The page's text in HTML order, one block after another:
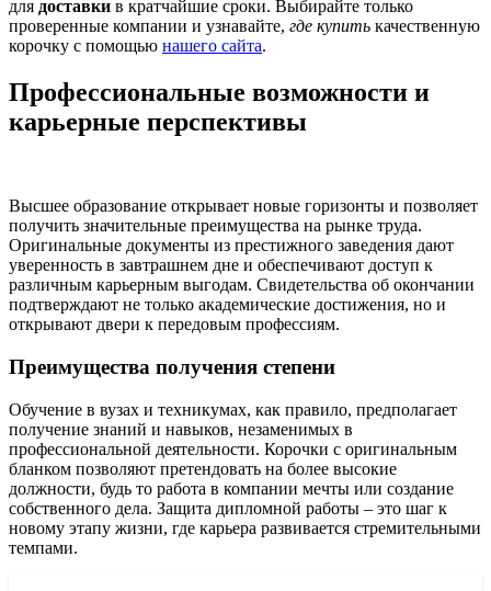
для доставки в кратчайшие сроки. Выбирайте только
проверенные компании и узнавайте, где купить качественную
корочку с помощью нашего сайта.
Профессиональные возможности и
карьерные перспективы
Высшее образование открывает новые горизонты и позволяет
получить значительные преимущества на рынке труда.
Оригинальные документы из престижного заведения дают
уверенность в завтрашнем дне и обеспечивают доступ к
различным карьерным выгодам. Свидетельства об окончании
подтверждают не только академические достижения, но и
открывают двери к передовым профессиям.
Преимущества получения степени
Обучение в вузах и техникумах, как правило, предполагает
получение знаний и навыков, незаменимых в
профессиональной деятельности. Корочки с оригинальным
бланком позволяют претендовать на более высокие
должности, будь то работа в компании мечты или создание
собственного дела. Защита дипломной работы – это шаг к
новому этапу жизни, где карьера развивается стремительными
темпами.